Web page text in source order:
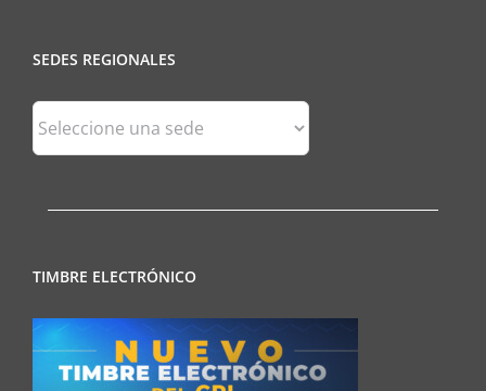
SEDES REGIONALES
Sedes
Regionales
TIMBRE ELECTRÓNICO